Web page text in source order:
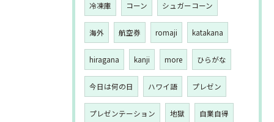
冷凍庫 コーン シュガーコーン
海外 航空券 romaji katakana
hiragana kanji more ひらがな
今日は何の日 ハワイ語 プレゼン
プレゼンテーション 地獄 自業自得